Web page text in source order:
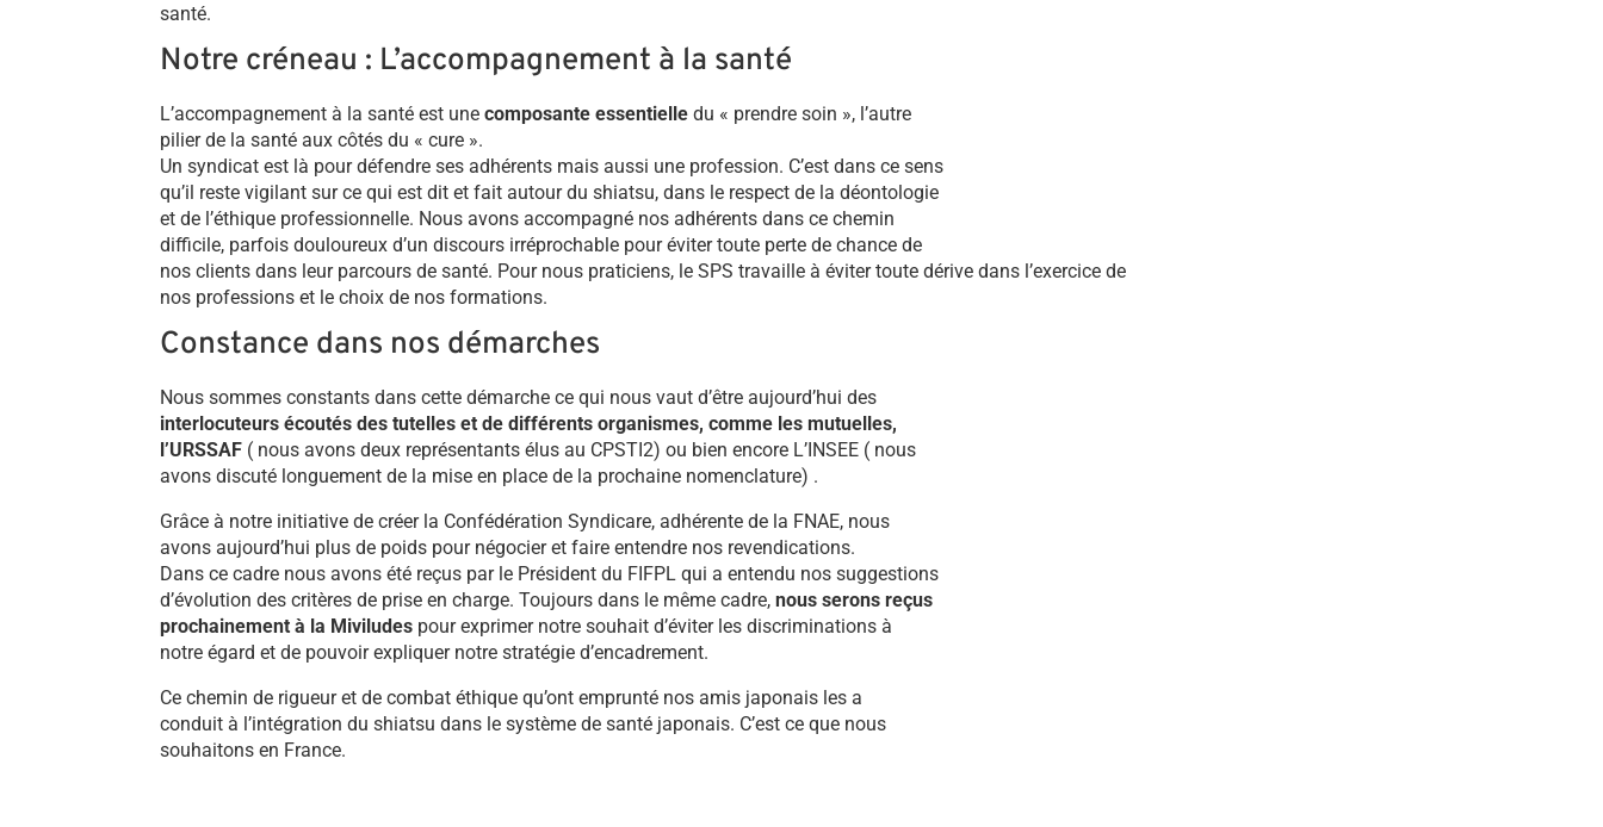
santé.
Notre créneau : L’accompagnement à la santé
L’accompagnement à la santé est unecomposante essentielle du « prendre soin », l’autre
pilier de la santé aux côtés du « cure ».
Un syndicat est là pour défendre ses adhérents mais aussi une profession. C’est dans ce sens
qu’il reste vigilant sur ce qui est dit et fait autour du shiatsu, dans le respect de la déontologie
et de l’éthique professionnelle. Nous avons accompagné nos adhérents dans ce chemin
difficile, parfois douloureux d’un discours irréprochable pour éviter toute perte de chance de
nos clients dans leur parcours de santé. Pour nous praticiens, le SPS travaille à éviter toute dérive dans l’exercice de
nos professions et le choix de nos formations.
Constance dans nos démarches
Nous sommes constants dans cette démarche ce qui nous vaut d’être aujourd’hui des
interlocuteurs écoutés des tutelles et de différents organismes, comme les mutuelles,
l’URSSAF ( nous avons deux représentants élus au CPSTI2) ou bien encore L’INSEE ( nous
avons discuté longuement de la mise en place de la prochaine nomenclature) .
Grâce à notre initiative de créer la Confédération Syndicare, adhérente de la FNAE, nous
avons aujourd’hui plus de poids pour négocier et faire entendre nos revendications.
Dans ce cadre nous avons été reçus par le Président du FIFPL qui a entendu nos suggestions
d’évolution des critères de prise en charge. Toujours dans le même cadre,nous serons reçus
prochainement à la Miviludes pour exprimer notre souhait d’éviter les discriminations à
notre égard et de pouvoir expliquer notre stratégie d’encadrement.
Ce chemin de rigueur et de combat éthique qu’ont emprunté nos amis japonais les a
conduit à l’intégration du shiatsu dans le système de santé japonais. C’est ce que nous
souhaitons en France.